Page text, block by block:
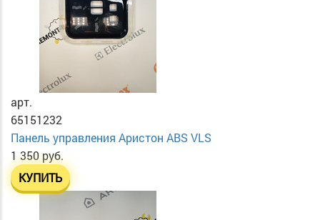
арт.
65151232
Панель управления Аристон ABS VLS
1 350 руб.
КУПИТЬ